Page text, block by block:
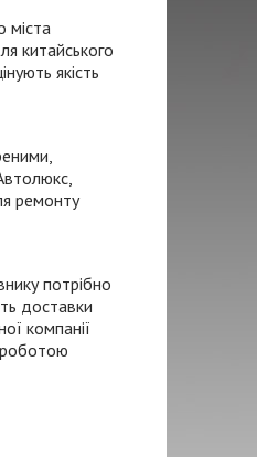
міста
китайського
якість
ремонту
потрібно
доставки
компанії
роботою